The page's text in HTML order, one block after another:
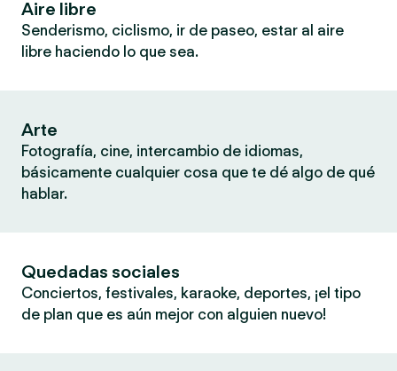
Aire libre
Senderismo, ciclismo, ir de paseo, estar al aire
libre haciendo lo que sea.
Arte
Fotografía, cine, intercambio de idiomas,
básicamente cualquier cosa que te dé algo de qué
hablar.
Quedadas sociales
Conciertos, festivales, karaoke, deportes, ¡el tipo
de plan que es aún mejor con alguien nuevo!